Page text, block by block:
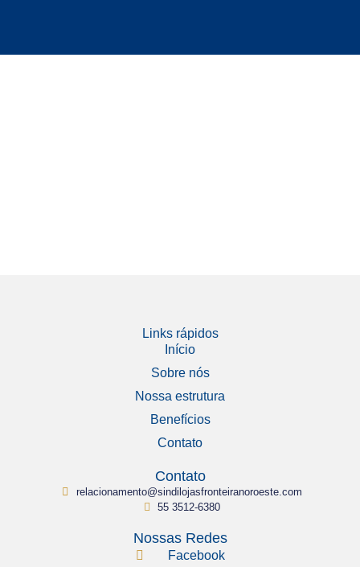
Links rápidos
Início
Sobre nós
Nossa estrutura
Benefícios
Contato
Contato
relacionamento@sindilojasfronteiranoroeste.com
55 3512-6380
Nossas Redes
Facebook